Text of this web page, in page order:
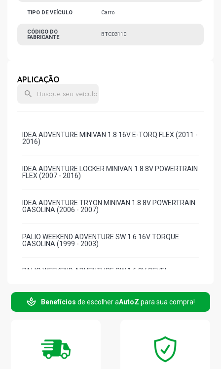
TIPO DE VEÍCULO Carro
CÓDIGO DO
FABRICANTE
BTC03110
APLICAÇÃO
IDEA ADVENTURE MINIVAN 1.8 16V E-TORQ FLEX (2011 -
2016)
IDEA ADVENTURE LOCKER MINIVAN 1.8 8V POWERTRAIN
FLEX (2007 - 2016)
IDEA ADVENTURE TRYON MINIVAN 1.8 8V POWERTRAIN
GASOLINA (2006 - 2007)
PALIO WEEKEND ADVENTURE SW 1.6 16V TORQUE
GASOLINA (1999 - 2003)
PALIO WEEKEND ADVENTURE SW 1.6 8V SEVEL
PALIO WEEKEND ADVENTURE LOCKER SW 1.8 16V E-
TORQ FLEX (2009 - 2016)
PALIO WEEKEND ADVENTURE SW 1.8 8V POWERTRAIN
FLEX (2004 - 2008)
Benefícios de escolher aAutoZ para sua compra!